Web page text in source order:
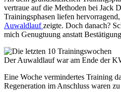
vertraue auf die Methoden bei Jack
Trainingsphasen liefen
Auwaldlaufzeigte. Doch danach?
mich Genugtuung anstatt
Der Auwaldlauf war am Ende der
Eine Woche vermindertes Training
Regeneration im Anschluss waren